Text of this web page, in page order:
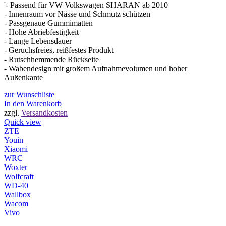
'- Passend für VW Volkswagen SHARAN ab 2010
- Innenraum vor Nässe und Schmutz schützen
- Passgenaue Gummimatten
- Hohe Abriebfestigkeit
- Lange Lebensdauer
- Geruchsfreies, reißfestes Produkt
- Rutschhemmende Rückseite
- Wabendesign mit großem Aufnahmevolumen und hoher
Außenkante
zur Wunschliste
In den Warenkorb
zzgl. Versandkosten
Quick view
ZTE
Youin
Xiaomi
WRC
Woxter
Wolfcraft
WD-40
Wallbox
Wacom
Vivo